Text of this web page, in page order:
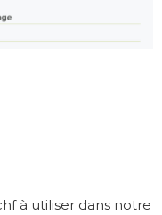
à utiliser dans notre